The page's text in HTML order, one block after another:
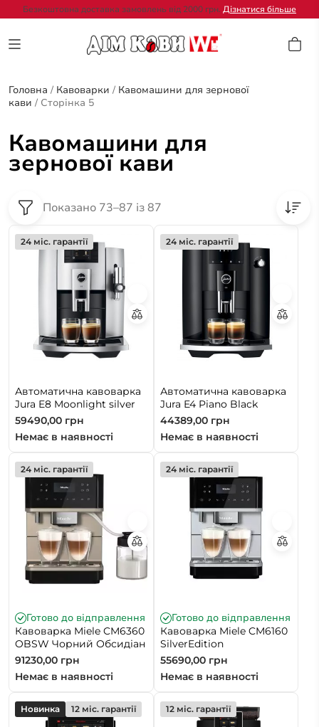
Безкоштовна доставка замовлень від 2000 грн. Дізнатися більше
Головна / Кавоварки / Кавомашини для зернової
кави / Сторінка 5
Кавомашини для
зернової кави
Показано 73–87 із 87
24 міс. гарантії
Автоматична кавоварка
Jura E8 Moonlight silver
59490,00 грн
Немає в наявності
24 міс. гарантії
Автоматична кавоварка
Jura E4 Piano Black
44389,00 грн
Немає в наявності
24 міс. гарантії
Готово до відправлення
Кавоварка Miele CM6360
OBSW Чорний Обсидіан
91230,00 грн
Немає в наявності
24 міс. гарантії
Готово до відправлення
Кавоварка Miele CM6160
SilverEdition
55690,00 грн
Немає в наявності
Новинка 12 міс. гарантії 12 міс. гарантії